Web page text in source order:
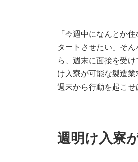
「今週中になんとか
タートさせたい」そ
ら、週末に面接を受
け入寮が可能な製造
週末から行動を起こせ
週明け入寮